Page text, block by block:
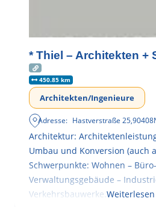
* Thiel – Architekten +
450.85 km
Architekten/Ingenieure
Adresse: Hastverstraße 25,90408
Architektur:
Umbau und Konversion (auch
Schwerpunkte: Wohnen –
Verwaltungsgebäude –
Verkehrsbauwerke.